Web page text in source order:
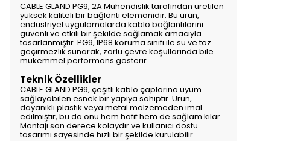
CABLE GLAND PG9, 2A Mühendislik tarafından üretilen
yüksek kaliteli bir bağlantı elemanıdır. Bu ürün,
endüstriyel uygulamalarda kablo bağlantılarını
güvenli ve etkili bir şekilde sağlamak amacıyla
tasarlanmıştır. PG9, IP68 koruma sınıfı ile su ve toz
geçirmezlik sunarak, zorlu çevre koşullarında bile
mükemmel performans gösterir.
Teknik Özellikler
CABLE GLAND PG9, çeşitli kablo çaplarına uyum
sağlayabilen esnek bir yapıya sahiptir. Ürün,
dayanıklı plastik veya metal malzemeden imal
edilmiştir, bu da onu hem hafif hem de sağlam kılar.
Montajı son derece kolaydır ve kullanıcı dostu
tasarımı sayesinde hızlı bir şekilde kurulabilir.